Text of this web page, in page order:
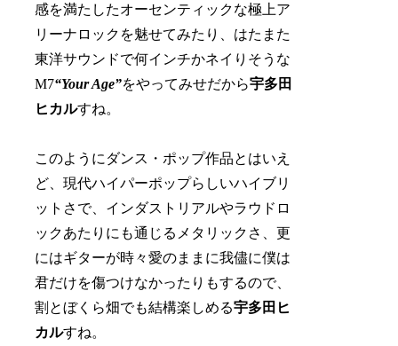
感を満たしたオーセンティックな極上ア
リーナロックを魅せてみたり、はたまた
東洋サウンドで何インチかネイりそうな
M7“Your Age”をやってみせだから宇多田
ヒカルすね。
このようにダンス・ポップ作品とはいえ
ど、現代ハイパーポップらしいハイブリ
ットさで、インダストリアルやラウドロ
ックあたりにも通じるメタリックさ、更
にはギターが時々愛のままに我儘に僕は
君だけを傷つけなかったりもするので、
割とぼくら畑でも結構楽しめる宇多田ヒ
カルすね。